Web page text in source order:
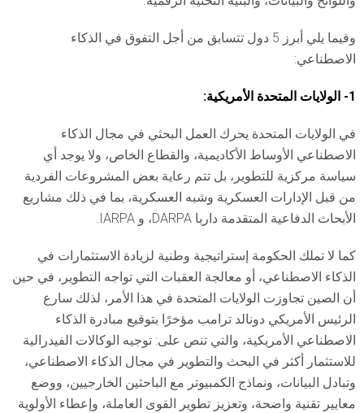
وفيما يلي أبرز 5 دول تتسابق من أجل التفوق في الذكاء
الاصطناعي:
1- الولايات المتحدة الأمريكية:
في الولايات المتحدة يحرك العمل البحثي في مجال الذكاء
الاصطناعي الأوساط الأكاديمية، والقطاع الخاص، ولا يوجد أي
سياسة مركزية للتطوير، بل تتم رعاية بعض المشروعات الفردية
من قبل الإدارات العسكرية وشبه العسكرية، بما في ذلك مشاريع
الأبحاث الدفاعية المتقدمة داربا DARPA، و IARPA.
كما لا تملك الحكومة إستراتيجية وطنية لزيادة الاستثمارات في
الذكاء الاصطناعي، أو معالجة العقبات التي تواجه التطوير، في حين
أن الصين تجاوزت الولايات المتحدة في هذا الأمر، لذلك سارع
الرئيس الأمريكي دونالد ترامب مؤخرًا بتوقيع مبادرة الذكاء
الاصطناعي الأمريكية، والتي تنص على: توجيه الوكالات الفيدرالية
للاستثمار أكثر في البحث والتطوير في مجال الذكاء الاصطناعي،
وتبادل البيانات، ونماذج الكمبيوتر مع الباحثين الخارجيين، ووضع
معايير تقنية واضحة، وتعزيز تطوير القوى العاملة، وإعطاء الأولوية